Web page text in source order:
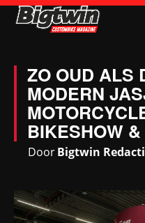
ZO OUD ALS
MODERN
BIKESHOW
DoorBigtwin